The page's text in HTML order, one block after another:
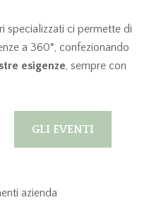
specializzati ci permette di
a 360°, confezionando
esigenze, sempre con
GLI EVENTI